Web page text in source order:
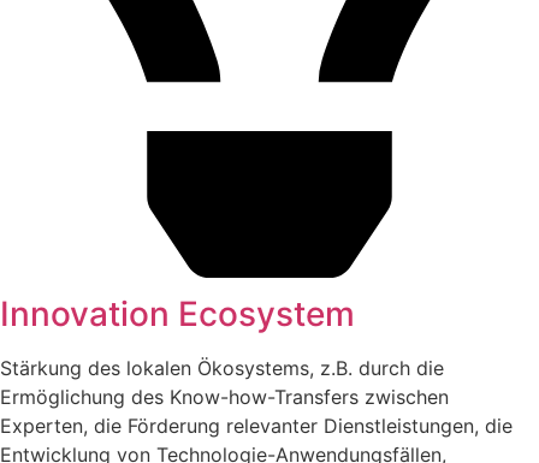
Innovation Ecosystem
Stärkung des lokalen Ökosystems, z.B. durch die
Ermöglichung des Know-how-Transfers zwischen
Experten, die Förderung relevanter Dienstleistungen, die
Entwicklung von Technologie-Anwendungsfällen,